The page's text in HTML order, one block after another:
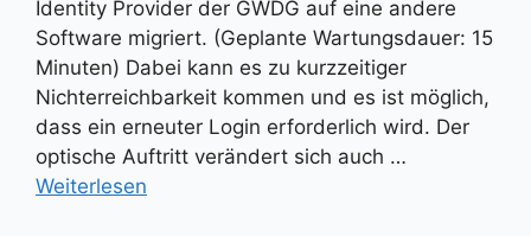
Identity Provider der GWDG auf eine andere
Software migriert. (Geplante Wartungsdauer: 15
Minuten) Dabei kann es zu kurzzeitiger
Nichterreichbarkeit kommen und es ist möglich,
dass ein erneuter Login erforderlich wird. Der
optische Auftritt verändert sich auch …
Weiterlesen